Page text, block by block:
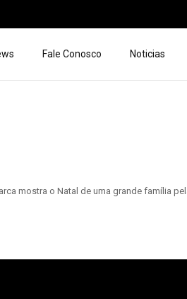
Fale Conosco Noticias
mostra o Natal de uma grande família